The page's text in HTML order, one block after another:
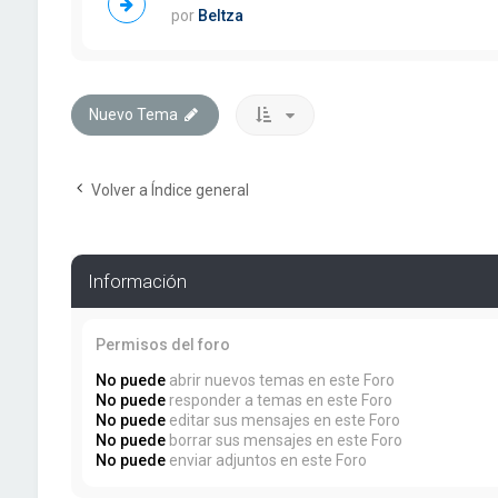
por Beltza
Nuevo Tema
Volver a Índice general
Información
Permisos del foro
No puedeabrir nuevos temas en este Foro
No puederesponder a temas en este Foro
No puedeeditar sus mensajes en este Foro
No puedeborrar sus mensajes en este Foro
No puedeenviar adjuntos en este Foro